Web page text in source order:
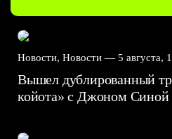
Новости, Новости — 5 августа,
Вышел дублированный
койота» с Джоном Синой